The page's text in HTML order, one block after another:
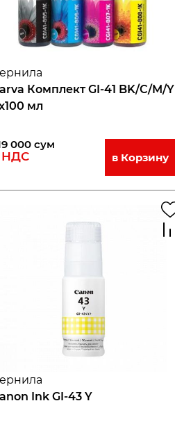
Комплект GI-41 BK/C/M/Y
мл
000 сум
НДС в Корзину
Ink GI-43 Y